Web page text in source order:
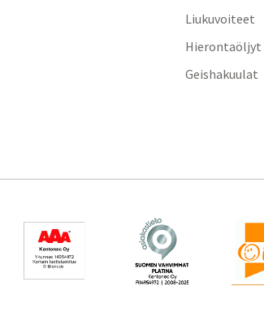
Liukuvoiteet
Hierontaöljyt
Geishakuulat